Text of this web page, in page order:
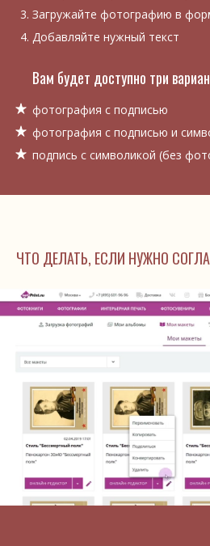
Загружайте фотографию в
Добавляйте нужный текст
Вам будет доступно три
фотография с подписью
фотография с подписью и
подпись с символикой (без
ЧТО ДЕЛАТЬ, ЕСЛИ НУЖНО